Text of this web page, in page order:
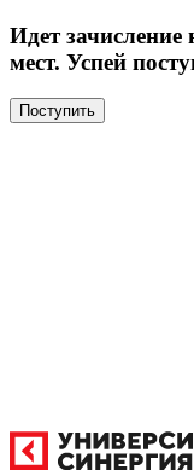
Идет
мест. Успей
Поступить